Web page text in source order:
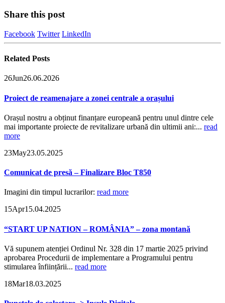
Share this post
Facebook Twitter LinkedIn
Related Posts
26Jun26.06.2026
Proiect de reamenajare a zonei centrale a orașului
Orașul nostru a obținut finanțare europeană pentru unul dintre cele
mai importante proiecte de revitalizare urbană din ultimii ani:... read
more
23May23.05.2025
Comunicat de presă – Finalizare Bloc T850
Imagini din timpul lucrarilor: read more
15Apr15.04.2025
“START UP NATION – ROMÂNIA” – zona montană
Vă supunem atenției Ordinul Nr. 328 din 17 martie 2025 privind
aprobarea Procedurii de implementare a Programului pentru
stimularea înființării... read more
18Mar18.03.2025